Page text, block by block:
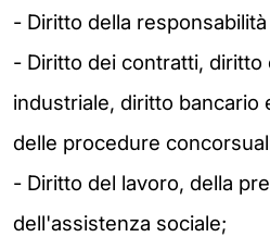
- Diritto della
- Diritto dei contratti, diritto
industriale, diritto bancario
delle procedure
- Diritto del lavoro, della
dell'assistenza sociale;